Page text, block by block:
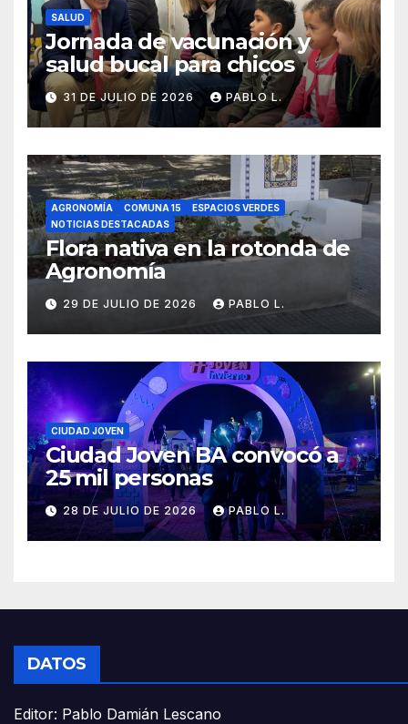
SALUD
Jornada de vacunación y
salud bucal para chicos
31 DE JULIO DE 2026 PABLO L.
AGRONOMÍA COMUNA 15
ESPACIOS VERDES
NOTICIAS DESTACADAS
Flora nativa en la rotonda de
Agronomía
29 DE JULIO DE 2026 PABLO L.
CIUDAD JOVEN
Ciudad Joven BA convocó a
25 mil personas
28 DE JULIO DE 2026 PABLO L.
DATOS
Editor: Pablo Damián Lescano